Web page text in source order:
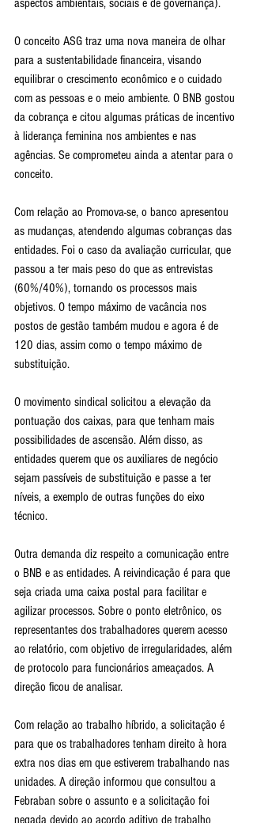
aspectos ambientais, sociais e de governança).
O conceito ASG traz uma nova maneira de olhar
para a sustentabilidade financeira, visando
equilibrar o crescimento econômico e o cuidado
com as pessoas e o meio ambiente. O BNB gostou
da cobrança e citou algumas práticas de incentivo
à liderança feminina nos ambientes e nas
agências. Se comprometeu ainda a atentar para o
conceito.
Com relação ao Promova-se, o banco apresentou
as mudanças, atendendo algumas cobranças das
entidades. Foi o caso da avaliação curricular, que
passou a ter mais peso do que as entrevistas
(60%/40%), tornando os processos mais
objetivos. O tempo máximo de vacância nos
postos de gestão também mudou e agora é de
120 dias, assim como o tempo máximo de
substituição.
O movimento sindical solicitou a elevação da
pontuação dos caixas, para que tenham mais
possibilidades de ascensão. Além disso, as
entidades querem que os auxiliares de negócio
sejam passíveis de substituição e passe a ter
níveis, a exemplo de outras funções do eixo
técnico.
Outra demanda diz respeito a comunicação entre
o BNB e as entidades. A reivindicação é para que
seja criada uma caixa postal para facilitar e
agilizar processos. Sobre o ponto eletrônico, os
representantes dos trabalhadores querem acesso
ao relatório, com objetivo de irregularidades, além
de protocolo para funcionários ameaçados. A
direção ficou de analisar.
Com relação ao trabalho híbrido, a solicitação é
para que os trabalhadores tenham direito à hora
extra nos dias em que estiverem trabalhando nas
unidades. A direção informou que consultou a
Febraban sobre o assunto e a solicitação foi
negada devido ao acordo aditivo de trabalho